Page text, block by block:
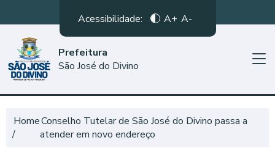
Acessibilidade: A+ A-
Prefeitura
São José do Divino
HomeConselho Tutelar de São José do Divino passa a
atender em novo endereço